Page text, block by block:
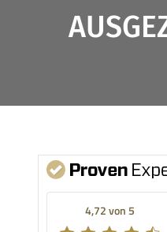
4,72 von 5